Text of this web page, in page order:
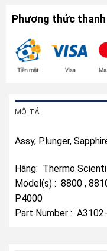
Phương thức
MÔ TẢ
Assy, Plunger,
Hãng: Thermo
Model(s) : 8800 ,
P4000
Part Number :